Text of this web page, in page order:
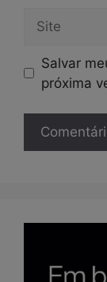
Salvar
próxima